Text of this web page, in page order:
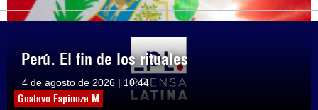
Perú. El fin de los rituales
4 de agosto de 2026 | 10:44
Gustavo Espinoza M